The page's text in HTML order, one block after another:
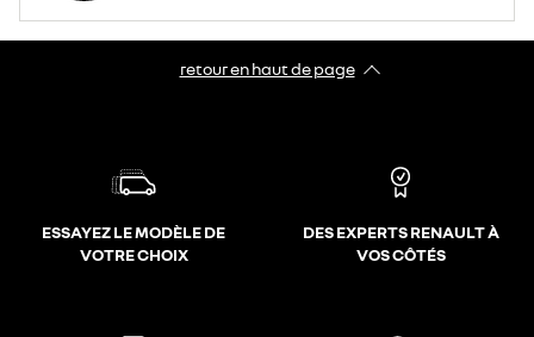
retour en haut de page​
ESSAYEZ LE MODÈLE DE
VOTRE CHOIX
DES EXPERTS RENAULT À
VOS CÔTÉS